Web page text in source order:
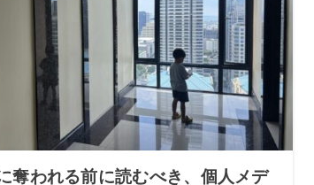
奪われる前に読むべき、個人メデ